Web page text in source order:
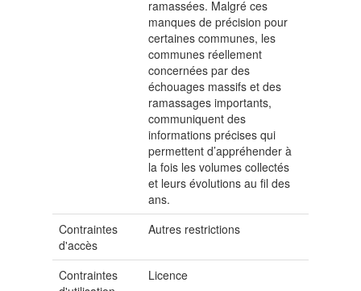
ramassées. Malgré ces
manques de précision pour
certaines communes, les
communes réellement
concernées par des
échouages massifs et des
ramassages importants,
communiquent des
informations précises qui
permettent d’appréhender à
la fois les volumes collectés
et leurs évolutions au fil des
ans.
Contraintes
d'accès
Autres restrictions
Contraintes
Licence